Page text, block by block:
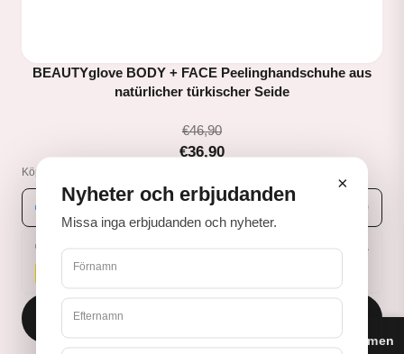
BEAUTYglove BODY + FACE Peelinghandschuhe aus
natürlicher türkischer Seide
€46,90
€36,90
Köpalternativ
Engångsköp €36,90
Prenumerera & spara €33,21
SPARA 10%
Omdömen
×
Nyheter och erbjudanden
Missa inga erbjudanden och nyheter.
Förnamn
Efternamn